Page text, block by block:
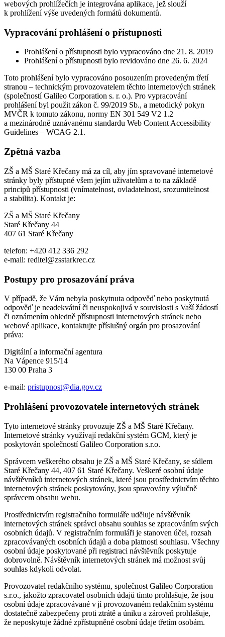
webových prohlížečích je integrována aplikace, jež slouží
k prohlížení výše uvedených formátů dokumentů.
Vypracování prohlášení o přístupnosti
Prohlášení o přístupnosti bylo vypracováno dne 21. 8. 2019
Prohlášení o přístupnosti bylo revidováno dne 26. 6. 2024
Toto prohlášení bylo vypracováno posouzením provedeným třetí
stranou – technickým provozovatelem těchto internetových stránek
(společností Galileo Corporation s. r. o.). Pro vypracování
prohlášení byl použit zákon č. 99/2019 Sb., a metodický pokyn
MVČR k tomuto zákonu, normy EN 301 549 V2 1.2
a mezinárodně uznávanému standardu Web Content Accessibility
Guidelines – WCAG 2.1.
Zpětná vazba
ZŠ a MŠ Staré Křečany má za cíl, aby jím spravované internetové
stránky byly přístupné všem jejím uživatelům a to na základě
principů přístupnosti (vnímatelnost, ovladatelnost, srozumitelnost
a stabilita). Kontakt je:
ZŠ a MŠ Staré Křečany
Staré Křečany 44
407 61 Staré Křečany
telefon: +420 412 336 292
e-mail: reditel@zsstarkrec.cz
Postupy pro prosazování práva
V případě, že Vám nebyla poskytnuta odpověď nebo poskytnutá
odpověď je neadekvátní či neuspokojivá v souvislosti s Vaší žádostí
či oznámením ohledně přístupnosti internetových stránek nebo
webové aplikace, kontaktujte příslušný orgán pro prosazování
práva:
Digitální a informační agentura
Na Vápence 915/14
130 00 Praha 3
e-mail: pristupnost@dia.gov.cz
Prohlášení provozovatele internetových stránek
Tyto internetové stránky provozuje ZŠ a MŠ Staré Křečany.
Internetové stránky využívají redakční systém GCM, který je
poskytován společností Galileo Corporation s.r.o.
Správcem veškerého obsahu je ZŠ a MŠ Staré Křečany, se sídlem
Staré Křečany 44, 407 61 Staré Křečany. Veškeré osobní údaje
návštěvníků internetových stránek, které jsou prostřednictvím těchto
internetových stránek poskytovány, jsou spravovány výlučně
správcem obsahu webu.
Prostřednictvím registračního formuláře uděluje návštěvník
internetových stránek správci obsahu souhlas se zpracováním svých
osobních údajů. V registračním formuláři je stanoven účel, rozsah
zpracovávaných osobních údajů a doba platnosti souhlasu. Všechny
osobní údaje poskytované při registraci návštěvník poskytuje
dobrovolně. Návštěvník internetových stránek má možnost svůj
souhlas kdykoli odvolat.
Provozovatel redakčního systému, společnost Galileo Corporation
s.r.o., jakožto zpracovatel osobních údajů tímto prohlašuje, že jsou
osobní údaje zpracovávané v jí provozovaném redakčním systému
dostatečně zabezpečeny proti ztrátě a úniku a zároveň prohlašuje,
že neposkytuje žádné zpřístupněné osobní údaje třetím osobám.